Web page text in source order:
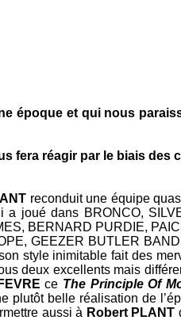
époque et qui nous
fera réagir par le biais des
reconduit une équipe
a joué dans BRONCO,
, BERNARD PURDIE,
, GEEZER BUTLER BAND
style inimitable fait des
deux excellents mais
ce The Principle Of
plutôt belle réalisation de
aussi à Robert PLANT